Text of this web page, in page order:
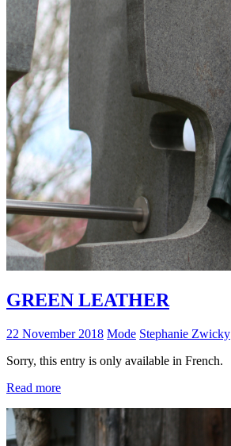
GREEN LEATHER
22 November 2018 Mode Stephanie Zwicky
Sorry, this entry is only available in French.
Read more